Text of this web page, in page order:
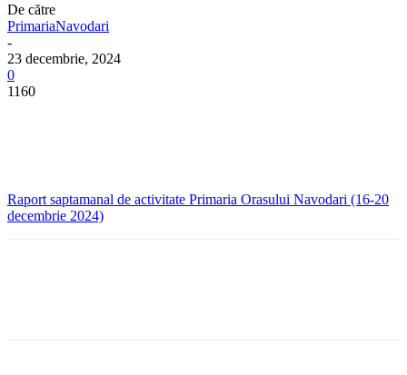
De către
PrimariaNavodari
-
23 decembrie, 2024
0
1160
Raport saptamanal de activitate Primaria Orasului Navodari (16-20
decembrie 2024)